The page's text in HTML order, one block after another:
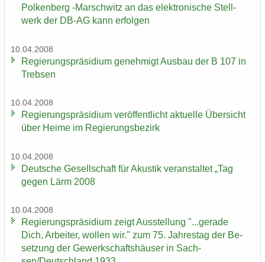
Pol­ken­berg -​Marschwitz an das elek­tro­ni­sche Stell­
werk der DB-AG kann er­fol­gen
10.04.2008
Re­gie­rungs­prä­si­di­um ge­neh­migt Aus­bau der B 107 in
Treb­sen
10.04.2008
Re­gie­rungs­prä­si­di­um ver­öf­fent­licht ak­tu­el­le Über­sicht
über Heime im Re­gie­rungs­be­zirk
10.04.2008
Deut­sche Ge­sell­schaft für Akus­tik ver­an­stal­tet „Tag
gegen Lärm 2008
10.04.2008
Re­gie­rungs­prä­si­di­um zeigt Aus­stel­lung "...ge­ra­de
Dich, Ar­bei­ter, wol­len wir." zum 75. Jah­res­tag der Be­
set­zung der Ge­werk­schafts­häu­ser in Sach­